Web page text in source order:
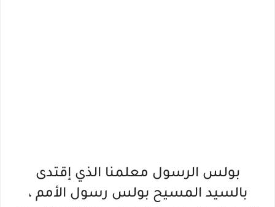
بولس الرسول معلمنا الذي إقتدى
بالسيد المسيح بولس رسول الأمم ،